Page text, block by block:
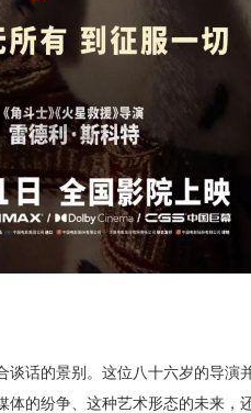
谈话的景别。这位八十六岁的导演
体的纷争、这种艺术形态的未来，